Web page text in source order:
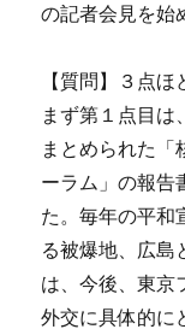
の記者会見を始
【質問】３点
まず第１点目は
まとめられた「
ーラム」の報告
た。毎年の平和
る被爆地、広島
は、今後、東京
外交に具体的に